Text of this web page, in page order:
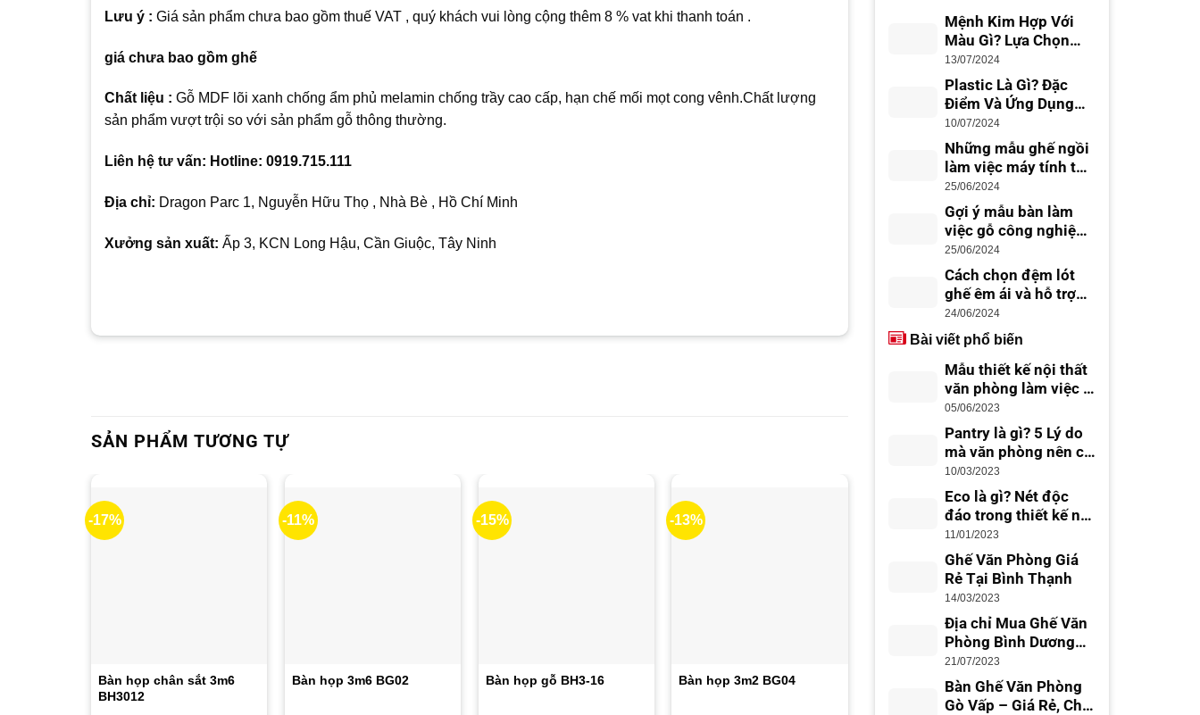
Lưu ý : Giá sản phẩm chưa bao gồm thuế VAT , quý khách vui lòng cộng thêm 8 % vat khi thanh toán .
giá chưa bao gồm ghế
Chất liệu : Gỗ MDF lõi xanh chống ẩm phủ melamin chống trầy cao cấp, hạn chế mối mọt cong vênh.Chất lượng
sản phẩm vượt trội so với sản phẩm gỗ thông thường.
Liên hệ tư vấn: Hotline: 0919.715.111
Địa chỉ: Dragon Parc 1, Nguyễn Hữu Thọ , Nhà Bè , Hồ Chí Minh
Xưởng sản xuất: Ấp 3, KCN Long Hậu, Cần Giuộc, Tây Ninh
SẢN PHẨM TƯƠNG TỰ
-17%
Bàn họp chân sắt 3m6
BH3012
-11%
Bàn họp 3m6 BG02
-15%
Bàn họp gỗ BH3-16
-13%
Bàn họp 3m2 BG04 Bàn họp 2m4 RS03
-18%
BH3612-T
Mệnh Kim Hợp Với
Màu Gì? Lựa Chọn
Màu Sắc Phong Thủy
13/07/2024
Plastic Là Gì? Đặc
Điểm Và Ứng Dụng
Trong Cuộc Sống
10/07/2024
Những mẫu ghế ngồi
làm việc máy tính tốt
nhất cho dân văn
phòng
25/06/2024
Gợi ý mẫu bàn làm
việc gỗ công nghiệp
đẹp hiện đại
25/06/2024
Cách chọn đệm lót
ghế êm ái và hỗ trợ
lưng tốt
24/06/2024
Bài viết phổ biến
Mẫu thiết kế nội thất
văn phòng làm việc –
thiết kế văn phòng
đẹp, chuyên nghiệp
05/06/2023
Pantry là gì? 5 Lý do
mà văn phòng nên có
Office Pantry
10/03/2023
Eco là gì? Nét độc
đáo trong thiết kế nội
thất Eco
11/01/2023
Ghế Văn Phòng Giá
Rẻ Tại Bình Thạnh
14/03/2023
Địa chỉ Mua Ghế Văn
Phòng Bình Dương
Giá Rẻ, Uy Tín
21/07/2023
Bàn Ghế Văn Phòng
Gò Vấp – Giá Rẻ, Chất